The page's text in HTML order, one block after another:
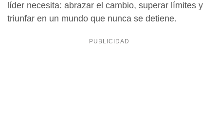
líder necesita: abrazar el cambio, superar límites y
triunfar en un mundo que nunca se detiene.